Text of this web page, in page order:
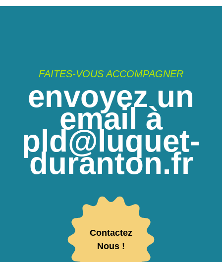
FAITES-VOUS ACCOMPAGNER
envoyez un
email à
pld@luquet-
duranton.fr
Contactez
Nous !